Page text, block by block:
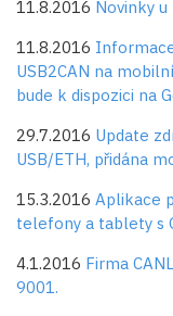
11.8.2016 Novinky u
11.8.2016
USB2CAN na
bude k dispozici na
29.7.2016 Update
USB/ETH, přidána
15.3.2016 Aplikace
telefony a tablety s
4.1.2016 Firma
9001.